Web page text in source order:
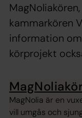
kammarkören
information
körprojekt
MagNolia är en
vill umgås och